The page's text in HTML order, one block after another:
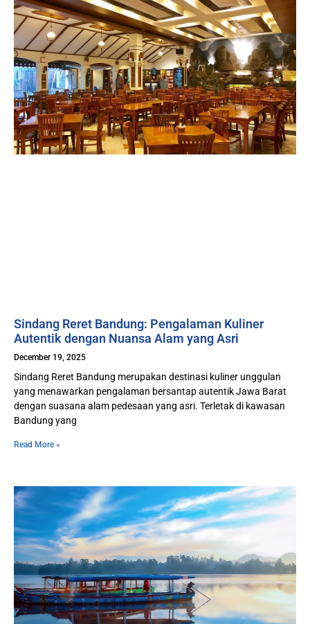
Sindang Reret Bandung: Pengalaman Kuliner
Autentik dengan Nuansa Alam yang Asri
December 19, 2025
Sindang Reret Bandung merupakan destinasi kuliner unggulan
yang menawarkan pengalaman bersantap autentik Jawa Barat
dengan suasana alam pedesaan yang asri. Terletak di kawasan
Bandung yang
Read More »